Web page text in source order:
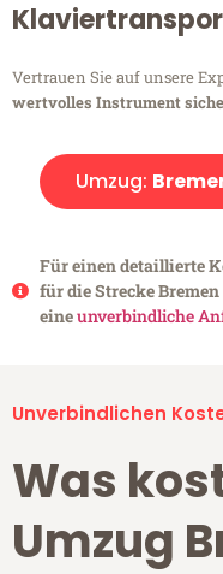
Vertrauen Sie auf unsere
wertvolles Instrument
Umzug:
Für einen detaillierte
für die Strecke
eineunverbindliche
Unverbindlichen
Was
Umzug